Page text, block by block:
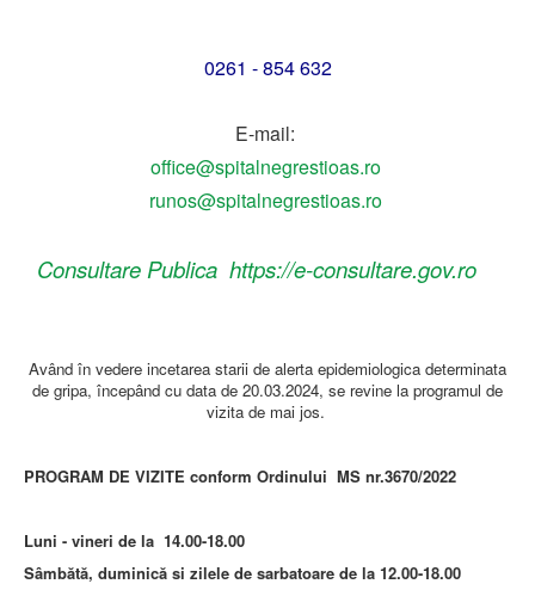
0261 - 854 632
E-mail:
office@spitalnegrestioas.ro
runos@spitalnegrestioas.ro
Consultare Publica https://e-consultare.gov.ro
Având în vedere incetarea starii de alerta epidemiologica determinata
de gripa, începând cu data de 20.03.2024, se revine la programul de
vizita de mai jos.
PROGRAM DE VIZITE conform Ordinului MS nr.3670/2022
Luni - vineri de la 14.00-18.00
Sâmbătă, duminică si zilele de sarbatoare de la 12.00-18.00